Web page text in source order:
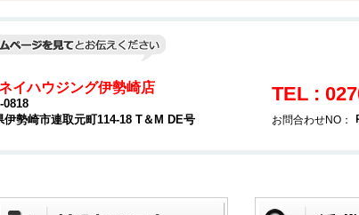
イハウジング伊勢崎店
0818
伊勢崎市連取元町114-18 T＆M DE号
TEL :
お問合わせNO：